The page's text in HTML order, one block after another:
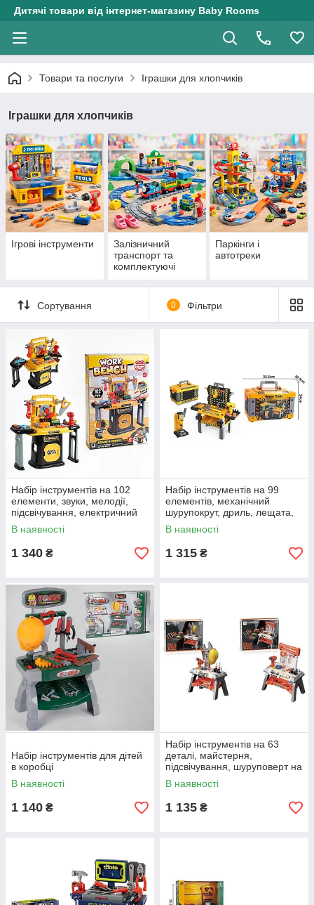
Дитячі товари від інтернет-магазину Baby Rooms
Товари та послуги Іграшки для хлопчиків
Іграшки для хлопчиків
Ігрові інструменти
Залізничний
транспорт та
комплектуючі
Паркінги і
автотреки
Сортування 0 Фільтри
Набір інструментів на 102
елементи, звуки, мелодії,
підсвічування, електричний
шуруповерт
В наявності
1 340 ₴
Набір інструментів на 99
елементів, механічний
шурупокрут, дриль, лещата,
звуки, підсвічування, в боксі
В наявності
1 315 ₴
Набір інструментів для дітей
в коробці
В наявності
1 140 ₴
Набір інструментів на 63
деталі, майстерня,
підсвічування, шуруповерт на
батарейках, каска, окуляри,
стілець
В наявності
1 135 ₴